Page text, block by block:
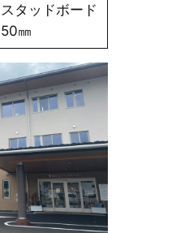
スタッドボード
50㎜